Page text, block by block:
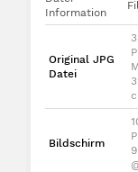
Information
Original JPG
Datei
Bildschirm